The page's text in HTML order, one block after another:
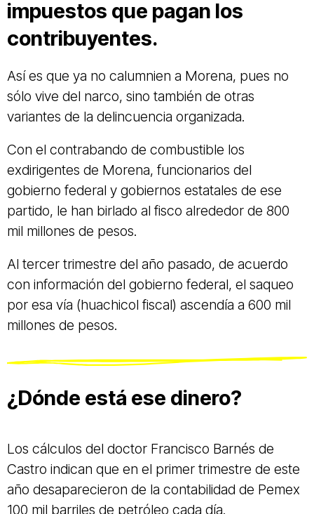
impuestos que pagan los
contribuyentes.
Así es que ya no calumnien a Morena, pues no
sólo vive del narco, sino también de otras
variantes de la delincuencia organizada.
Con el contrabando de combustible los
exdirigentes de Morena, funcionarios del
gobierno federal y gobiernos estatales de ese
partido, le han birlado al fisco alrededor de 800
mil millones de pesos.
Al tercer trimestre del año pasado, de acuerdo
con información del gobierno federal, el saqueo
por esa vía (huachicol fiscal) ascendía a 600 mil
millones de pesos.
¿Dónde está ese dinero?
Los cálculos del doctor Francisco Barnés de
Castro indican que en el primer trimestre de este
año desaparecieron de la contabilidad de Pemex
100 mil barriles de petróleo cada día.